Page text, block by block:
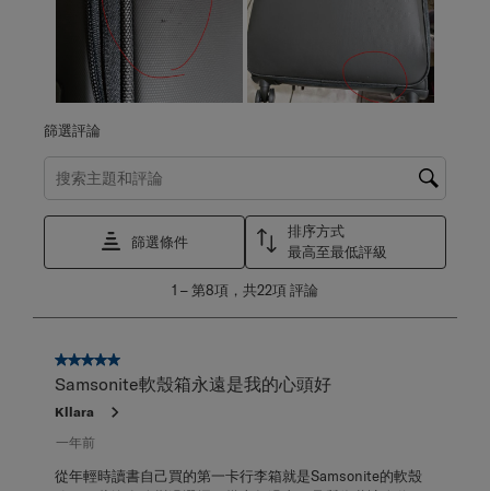
篩選評論
搜尋主題和評論搜尋區域
篩選條件
排序方式
最高至最低評級
第
項，
1 –第8項，共22項評論
5星，共5星。
Samsonite軟殼箱永遠是我的心頭好
Kllara
一年前
從年輕時讀書自己買的第一卡行李箱就是Samsonite的軟殼